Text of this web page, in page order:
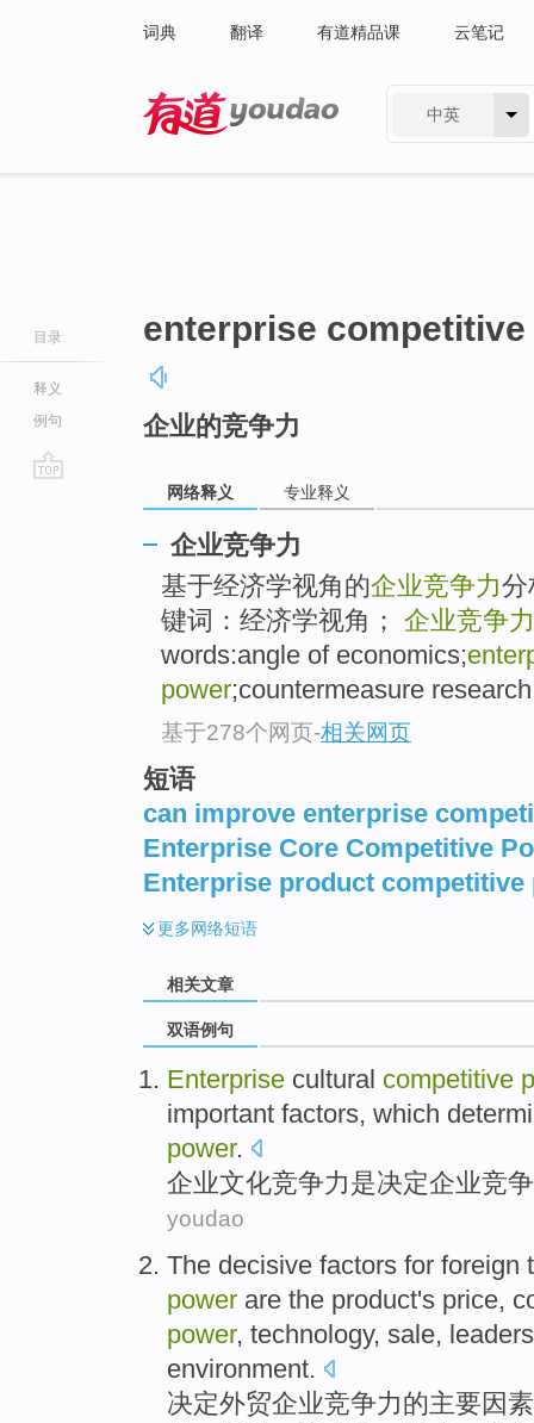
词典 翻译 有道精品课 云笔记
中英
目录
释义
例句
enterprise competitive
企业的竞争力
网络释义 专业释义
企业竞争力
基于经济学视角的企业竞争力分
键词：经济学视角； 企业竞争力
words:angle of economics;
power;countermeasure research
基于278个网页-相关网页
短语
can improve enterprise
Enterprise Core Competitive
Enterprise product competitive
更多网络短语
相关文章
双语例句
Enterprise cultural competitive
important factors, which
power.
企业文化竞争力是决定企业竞
youdao
The decisive factors for foreign
power are the product's price,
power, technology, sale,
environment.
决定外贸企业竞争力的主要因素